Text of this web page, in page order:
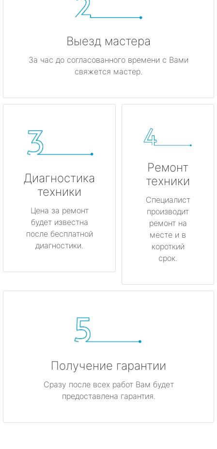
Выезд мастера
За час до согласованного времени с Вами
свяжется мастер.
Диагностика
техники
Цена за ремонт
будет известна
после бесплатной
диагностики.
Ремонт
техники
Специалист
производит
ремонт на
месте и в
короткий
срок.
Получение гарантии
Сразу после всех работ Вам будет
предоставлена гарантия.